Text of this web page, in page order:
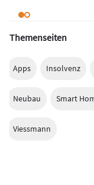
Themenseiten
Apps Insolvenz
Neubau Smart
Viessmann